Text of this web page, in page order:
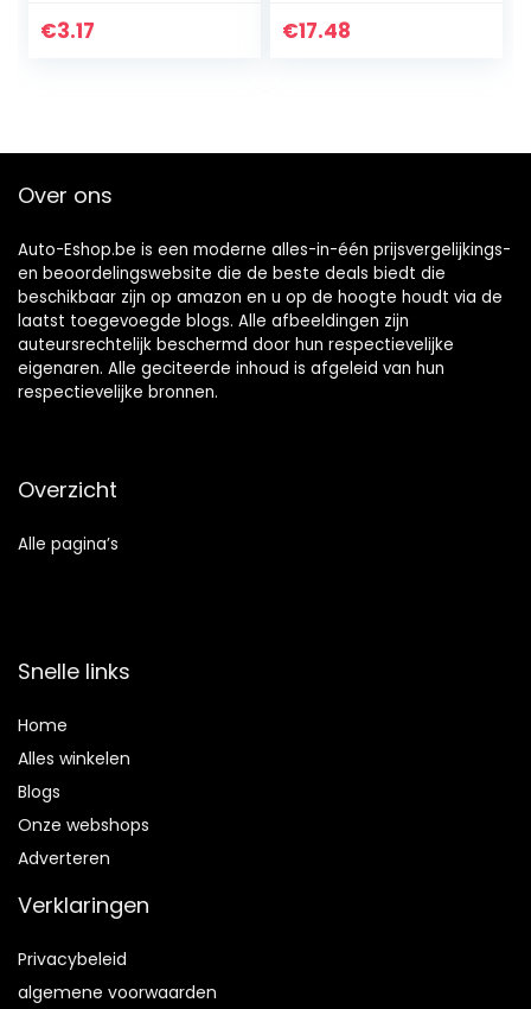
€3.17 €17.48
Over ons
Auto-Eshop.be is een moderne alles-in-één prijsvergelijkings-
en beoordelingswebsite die de beste deals biedt die
beschikbaar zijn op amazon en u op de hoogte houdt via de
laatst toegevoegde blogs. Alle afbeeldingen zijn
auteursrechtelijk beschermd door hun respectievelijke
eigenaren. Alle geciteerde inhoud is afgeleid van hun
respectievelijke bronnen.
Overzicht
Alle pagina’s
Snelle links
Home
Alles winkelen
Blogs
Onze webshops
Adverteren
Verklaringen
Privacybeleid
algemene voorwaarden